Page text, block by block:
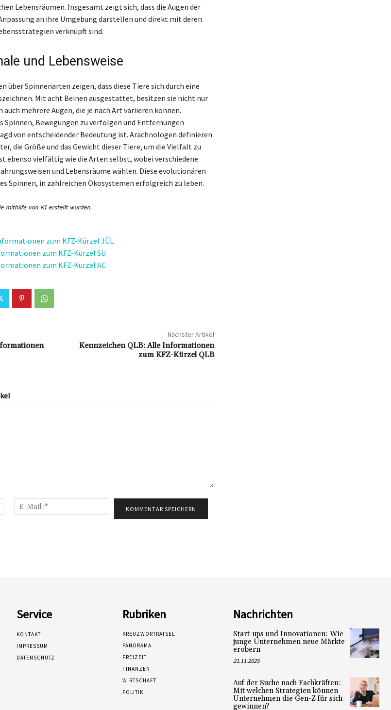
Lebensräumen. Insgesamt zeigt sich, dass die Augen der
an ihre Umgebung darstellen und direkt mit deren
verknüpft sind.
und Lebensweise
über Spinnenarten zeigen, dass diese Tiere sich durch eine
Mit acht Beinen ausgestattet, besitzen sie nicht nur
mehrere Augen, die je nach Art variieren können.
Spinnen, Bewegungen zu verfolgen und Entfernungen
von entscheidender Bedeutung ist. Arachnologen definieren
die Größe und das Gewicht dieser Tiere, um die Vielfalt zu
ebenso vielfältig wie die Arten selbst, wobei verschiedene
und Lebensräume wählen. Diese evolutionären
Spinnen, in zahlreichen Ökosystemen erfolgreich zu leben.
zum KFZ-Kürzel JÜL
zum KFZ-Kürzel SU
zum KFZ-Kürzel AC
Nächster Artikel
Kennzeichen QLB: Alle Informationen
zum KFZ-Kürzel QLB
Name:*
Mail:*
Service
KONTAKT
IMPRESSUM
DATENSCHUTZ
Rubriken
KREUZWORTRÄTSEL
PANORAMA
FREIZEIT
FINANZEN
WIRTSCHAFT
POLITIK
Nachrichten
Start-ups und Innovationen: Wie
junge Unternehmen neue Märkte
erobern
21.11.2025
Auf der Suche nach Fachkräften:
Mit welchen Strategien können
Unternehmen die Gen-Z für sich
gewinnen?